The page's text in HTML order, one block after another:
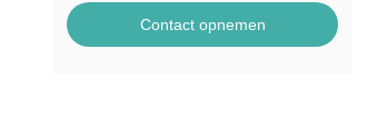
Contact opnemen